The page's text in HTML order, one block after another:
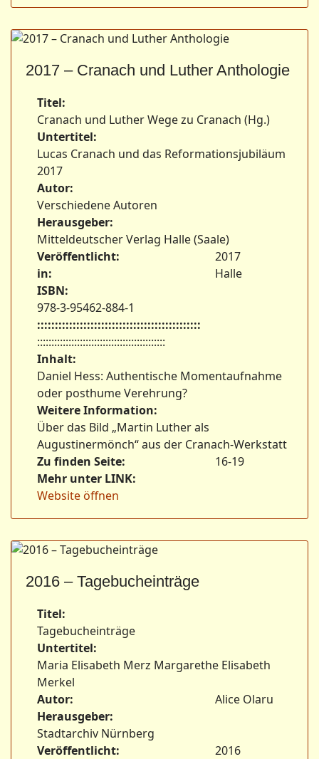
2017 – Cranach und Luther Anthologie
Titel:
Cranach und Luther Wege zu Cranach (Hg.)
Untertitel:
Lucas Cranach und das Reformationsjubiläum
2017
Autor:
Verschiedene Autoren
Herausgeber:
Mitteldeutscher Verlag Halle (Saale)
Veröffentlicht:
2017
in:
Halle
ISBN:
978-3-95462-884-1
::::::::::::::::::::::::::::::::::::::::::::::
:::::::::::::::::::::::::::::::::::::::::::::
Inhalt:
Daniel Hess: Authentische Momentaufnahme
oder posthume Verehrung?
Weitere Information:
Über das Bild „Martin Luther als
Augustinermönch“ aus der Cranach-Werkstatt
Zu finden Seite:
16-19
Mehr unter LINK:
Website öffnen
2016 – Tagebucheinträge
Titel:
Tagebucheinträge
Untertitel:
Maria Elisabeth Merz Margarethe Elisabeth
Merkel
Autor:
Alice Olaru
Herausgeber:
Stadtarchiv Nürnberg
Veröffentlicht:
2016